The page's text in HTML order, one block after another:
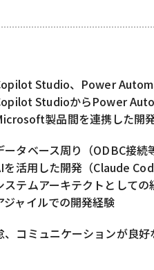
Studio、Power
StudioからPower
製品間を連携した
ータベース周り（ODBC接続
を活用した開発（Claude
ステムアーキテクトとして
ジャイルでの開発経験
、コミュニケーションが良好